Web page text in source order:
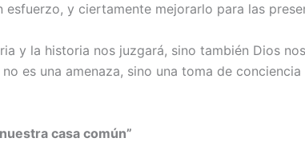
esfuerzo, y ciertamente mejorarlo para las
y la historia nos juzgará, sino también Dios
es una amenaza, sino una toma de
casa común”